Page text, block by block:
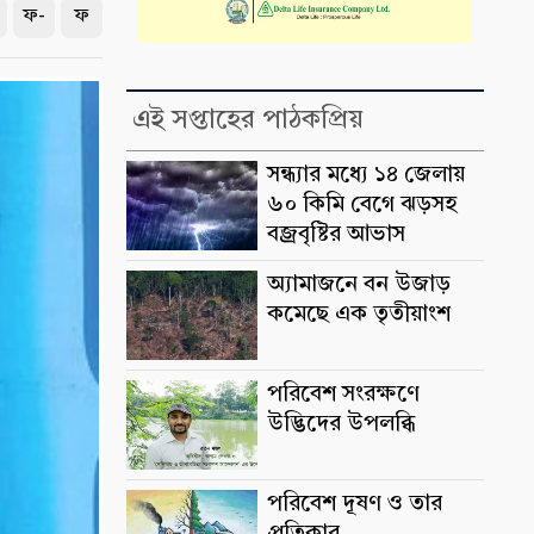
ফ- ফ
এই সপ্তাহের পাঠকপ্রিয়
সন্ধ্যার মধ্যে ১৪ জেলায়
৬০ কিমি বেগে ঝড়সহ
বজ্রবৃষ্টির আভাস
অ্যামাজনে বন উজাড়
কমেছে এক তৃতীয়াংশ
পরিবেশ সংরক্ষণে
উদ্ভিদের উপলব্ধি
পরিবেশ দূষণ ও তার